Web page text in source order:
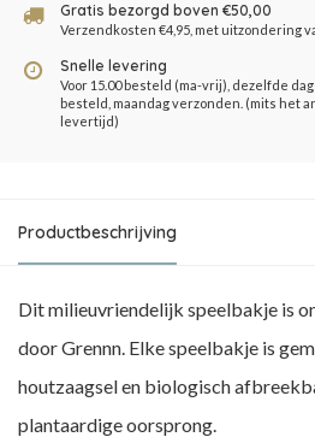
Gratis bezorgd boven €50,00
Verzendkosten €4,95, met uitzondering
Snelle levering
Voor 15.00 besteld (ma-vrij), dezelfde
besteld, maandag verzonden. (mits het
levertijd)
Productbeschrijving
Dit milieuvriendelijk speelbakje is
door Grennn. Elke speelbakje is
houtzaagsel en biologisch
plantaardige oorsprong.